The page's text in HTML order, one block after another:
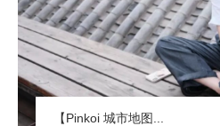
【Pinkoi 城市地图...